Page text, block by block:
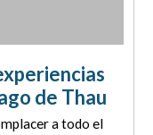
de Thau
a todo el